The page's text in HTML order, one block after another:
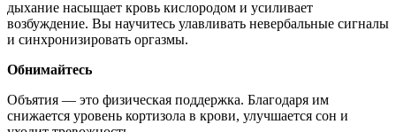
дыхание насыщает кровь кислородом и усиливает
возбуждение. Вы научитесь улавливать невербальные сигналы
и синхронизировать оргазмы.
Обнимайтесь
Объятия — это физическая поддержка. Благодаря им
снижается уровень кортизола в крови, улучшается сон и